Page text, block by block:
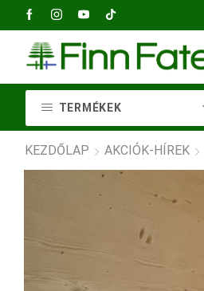
TERMÉKEK
KEZDŐLAP AKCIÓK-HÍREK